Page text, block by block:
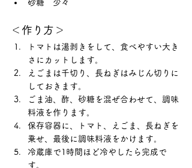
砂糖　少々
＜作り方＞
トマトは湯剥きをして、食べやすい大き
さにカットします。
えごまは千切り、長ねぎはみじん切りに
しておきます。
ごま油、酢、砂糖を混ぜ合わせて、調味
料液を作ります。
保存容器に、トマト、えごま、長ねぎを
乗せ、最後に調味料液をかけます。
冷蔵庫で1時間ほど冷やしたら完成で
す。